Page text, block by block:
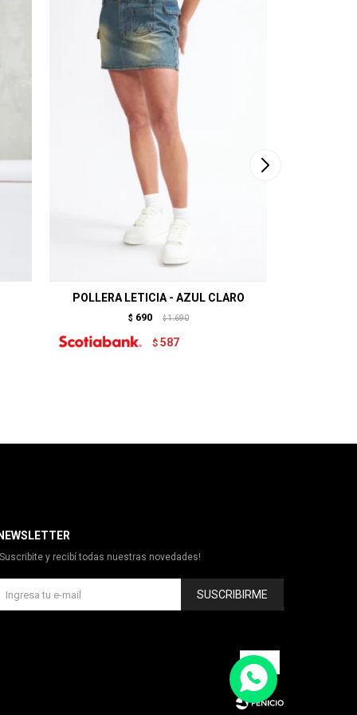
POLLERA LETICIA - AZUL CLARO
$ 690 $ 1.690
$ 587
y recibí todas nuestras novedades!
SUSCRIBIRME